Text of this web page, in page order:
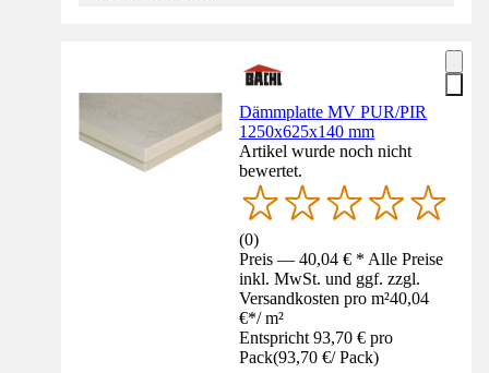
Dämmplatte MV PUR/PIR
1250x625x140 mm
Artikel wurde noch nicht
bewertet.
(0)
Preis — 40,04 € * Alle Preise
inkl. MwSt. und ggf. zzgl.
Versandkosten pro m²40,04
€*/ m²
Entspricht 93,70 € pro
Pack(93,70 €/ Pack)